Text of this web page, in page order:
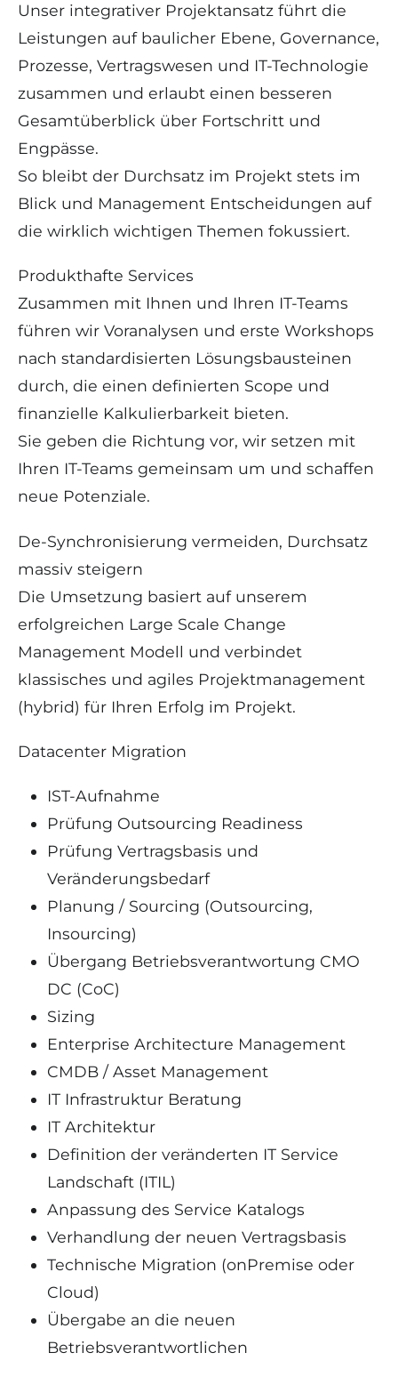
Unser integrativer Projektansatz führt die
Leistungen auf baulicher Ebene, Governance,
Prozesse, Vertragswesen und IT-Technologie
zusammen und erlaubt einen besseren
Gesamtüberblick über Fortschritt und
Engpässe.
So bleibt der Durchsatz im Projekt stets im
Blick und Management Entscheidungen auf
die wirklich wichtigen Themen fokussiert.
Produkthafte Services
Zusammen mit Ihnen und Ihren IT-Teams
führen wir Voranalysen und erste Workshops
nach standardisierten Lösungsbausteinen
durch, die einen definierten Scope und
finanzielle Kalkulierbarkeit bieten.
Sie geben die Richtung vor, wir setzen mit
Ihren IT-Teams gemeinsam um und schaffen
neue Potenziale.
De-Synchronisierung vermeiden, Durchsatz
massiv steigern
Die Umsetzung basiert auf unserem
erfolgreichen Large Scale Change
Management Modell und verbindet
klassisches und agiles Projektmanagement
(hybrid) für Ihren Erfolg im Projekt.
Datacenter Migration
IST-Aufnahme
Prüfung Outsourcing Readiness
Prüfung Vertragsbasis und
Veränderungsbedarf
Planung / Sourcing (Outsourcing,
Insourcing)
Übergang Betriebsverantwortung CMO
DC (CoC)
Sizing
Enterprise Architecture Management
CMDB / Asset Management
IT Infrastruktur Beratung
IT Architektur
Definition der veränderten IT Service
Landschaft (ITIL)
Anpassung des Service Katalogs
Verhandlung der neuen Vertragsbasis
Technische Migration (onPremise oder
Cloud)
Übergabe an die neuen
Betriebsverantwortlichen